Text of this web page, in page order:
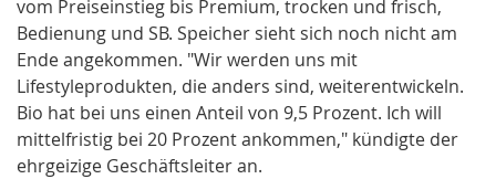
vom Preiseinstieg bis Premium, tro­cken und frisch,
Bedienung und SB. Speicher sieht sich noch nicht am
Ende angekommen. "Wir werden uns mit
Lifestyleprodukten, die anders sind, weiterentwickeln.
Bio hat bei uns einen Anteil von 9,5 Prozent. Ich will
mittelfristig bei 20 Prozent ankommen," kündigte der
ehrgeizige Ge­schäfts­leiter an.